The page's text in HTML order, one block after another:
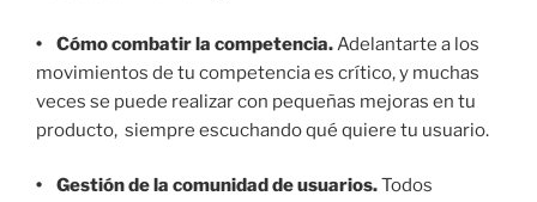
• Cómo combatir la competencia. Adelantarte a los
movimientos de tu competencia es crítico, y muchas
veces se puede realizar con pequeñas mejoras en tu
producto, siempre escuchando qué quiere tu usuario.
• Gestión de la comunidad de usuarios.Todos